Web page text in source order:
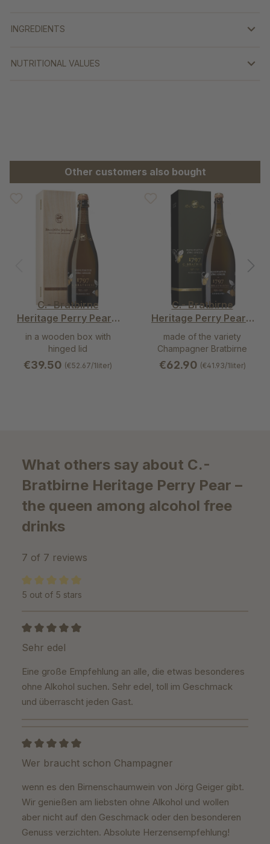
INGREDIENTS
NUTRITIONAL VALUES
Skip product galleryOther customers also bought
C.- Bratbirne
Heritage Perry Pear –
the queen among
alcohol free drinks
in a wooden box with
hinged lid
€39.50 (€52.67/1liter)
C.- Bratbirne
Heritage Perry Pear –
the queen among
alcohol free drinks
made of the variety
Champagner Bratbirne
€62.90 (€41.93/1liter)
What others say about C.-
Bratbirne Heritage Perry Pear –
the queen among alcohol free
drinks
7 of 7 reviews
Average rating of 5 out of 5 stars
5 out of 5 stars
Review with rating of 5 out of 5 stars
Sehr edel
Eine große Empfehlung an alle, die etwas besonderes
ohne Alkohol suchen. Sehr edel, toll im Geschmack
und überrascht jeden Gast.
Review with rating of 5 out of 5 stars
Wer braucht schon Champagner
wenn es den Birnenschaumwein von Jörg Geiger gibt.
Wir genießen am liebsten ohne Alkohol und wollen
aber nicht auf den Geschmack oder den besonderen
Genuss verzichten. Absolute Herzensempfehlung!